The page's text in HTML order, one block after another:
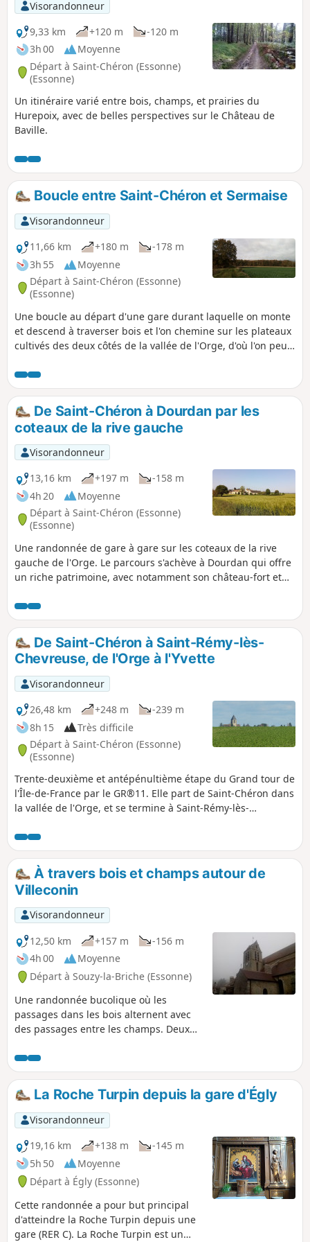
Visorandonneur
9,33 km
+120 m
-120 m
3h 00
Moyenne
Départ à Saint-Chéron (Essonne)
(Essonne)
Un itinéraire varié entre bois, champs, et prairies du
Hurepoix, avec de belles perspectives sur le Château de
Baville.
Boucle entre Saint-Chéron et Sermaise
Visorandonneur
11,66 km
+180 m
-178 m
3h 55
Moyenne
Départ à Saint-Chéron (Essonne)
(Essonne)
Une boucle au départ d'une gare durant laquelle on monte
et descend à traverser bois et l'on chemine sur les plateaux
cultivés des deux côtés de la vallée de l'Orge, d'où l'on peut
De Saint-Chéron à Dourdan par les
coteaux de la rive gauche
Visorandonneur
13,16 km
+197 m
-158 m
4h 20
Moyenne
Départ à Saint-Chéron (Essonne)
(Essonne)
Une randonnée de gare à gare sur les coteaux de la rive
gauche de l'Orge. Le parcours s'achève à Dourdan qui offre
un riche patrimoine, avec notamment son château-fort et
De Saint-Chéron à Saint-Rémy-lès-
Chevreuse, de l'Orge à l'Yvette
Visorandonneur
26,48 km
+248 m
-239 m
8h 15
Très difficile
Départ à Saint-Chéron (Essonne)
(Essonne)
Trente-deuxième et antépénultième étape du Grand tour de
l'Île-de-France par le GR®11. Elle part de Saint-Chéron dans
la vallée de l'Orge, et se termine à Saint-Rémy-lès-
traversée de l'Essonne via ses principales vallées. Après un
début orienté vers l'Ouest, l'itinéraire suit une orientation
plein Nord à travers les plateaux du Hurepoix.
À travers bois et champs autour de
Villeconin
Visorandonneur
12,50 km
+157 m
-156 m
4h 00
Moyenne
Départ à Souzy-la-Briche (Essonne)
Une randonnée bucolique où les
passages dans les bois alternent avec
des passages entre les champs. Deux
du moyen-âge en ruine se dévoilent au
détour des chemins.
La Roche Turpin depuis la gare d'Égly
Visorandonneur
19,16 km
+138 m
-145 m
5h 50
Moyenne
Départ à Égly (Essonne)
Cette randonnée a pour but principal
d'atteindre la Roche Turpin depuis une
gare (RER C). La Roche Turpin est un